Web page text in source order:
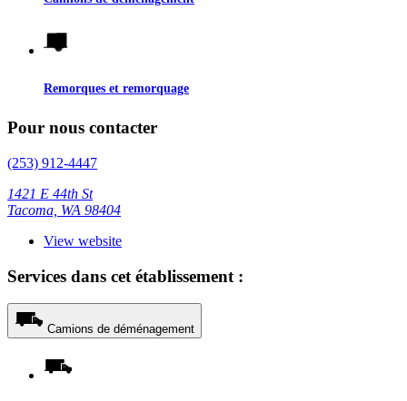
Remorques et remorquage
Pour nous contacter
(253) 912-4447
1421 E 44th St
Tacoma, WA 98404
View website
Services dans cet établissement :
Camions de déménagement